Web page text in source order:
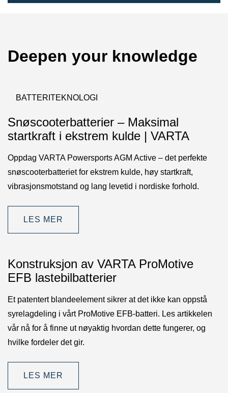
Deepen your knowledge
BATTERITEKNOLOGI
Snøscooterbatterier – Maksimal
startkraft i ekstrem kulde | VARTA
Oppdag VARTA Powersports AGM Active – det perfekte
snøscooterbatteriet for ekstrem kulde, høy startkraft,
vibrasjonsmotstand og lang levetid i nordiske forhold.
LES MER
Konstruksjon av VARTA ProMotive
EFB lastebilbatterier
Et patentert blandeelement sikrer at det ikke kan oppstå
syrelagdeling i vårt ProMotive EFB-batteri. Les artikkelen
vår nå for å finne ut nøyaktig hvordan dette fungerer, og
hvilke fordeler det gir.
LES MER